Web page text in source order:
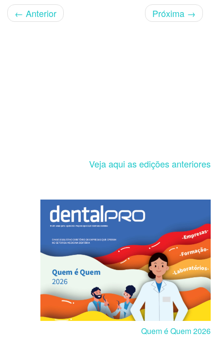
← Anterior Próxima →
Veja aqui as edições anteriores
Quem é Quem 2026